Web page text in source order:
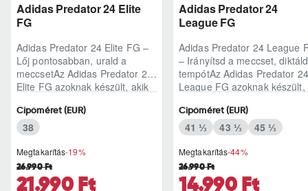
Adidas Predator 24 Elite
FG
Adidas Predator 24 Elite FG –
Lőj pontosabban, urald a
meccsetAz Adidas Predator 24
Elite FG azoknak készült, akik
füves p..
Megtakarítás-19%
21.990 Ft
26.990 Ft
Cipőméret (EUR)
38
Adidas Predator 24
League FG
Adidas Predator 24 League
– Irányítsd a meccset,
tempótAz Adidas Predator 24
League FG azoknak készült,
a ..
Megtakarítás-44%
14.990 Ft
26.990 Ft
Cipőméret (EUR)
41 ⅓ 43 ⅓ 45 ⅓